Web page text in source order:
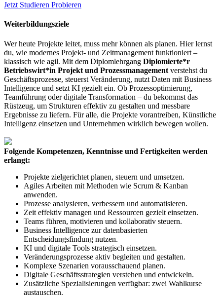
Jetzt Studieren Probieren
Weiterbildungsziele
Wer heute Projekte leitet, muss mehr können als planen. Hier lernst
du, wie modernes Projekt- und Zeitmanagement funktioniert –
klassisch wie agil. Mit dem Diplomlehrgang Diplomierte*r
Betriebswirt*in Projekt und Prozessmanagement verstehst du
Geschäftsprozesse, steuerst Veränderung, nutzt Daten mit Business
Intelligence und setzt KI gezielt ein. Ob Prozessoptimierung,
Teamführung oder digitale Transformation – du bekommst das
Rüstzeug, um Strukturen effektiv zu gestalten und messbare
Ergebnisse zu liefern. Für alle, die Projekte vorantreiben, Künstliche
Intelligenz einsetzen und Unternehmen wirklich bewegen wollen.
Folgende Kompetenzen, Kenntnisse und Fertigkeiten werden
erlangt:
Projekte zielgerichtet planen, steuern und umsetzen.
Agiles Arbeiten mit Methoden wie Scrum & Kanban
anwenden.
Prozesse analysieren, verbessern und automatisieren.
Zeit effektiv managen und Ressourcen gezielt einsetzen.
Teams führen, motivieren und kollaborativ steuern.
Business Intelligence zur datenbasierten
Entscheidungsfindung nutzen.
KI und digitale Tools strategisch einsetzen.
Veränderungsprozesse aktiv begleiten und gestalten.
Komplexe Szenarien vorausschauend planen.
Digitale Geschäftsstrategien verstehen und entwickeln.
Zusätzliche Spezialisierungen verfügbar: zwei Wahlkurse
austauschen.